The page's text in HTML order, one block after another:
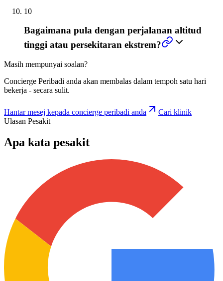
10
Bagaimana pula dengan perjalanan altitud
tinggi atau persekitaran ekstrem?
Masih mempunyai soalan?
Concierge Peribadi anda akan membalas dalam tempoh satu hari
bekerja - secara sulit.
Hantar mesej kepada concierge peribadi anda
Cari klinik
Ulasan Pesakit
Apa kata pesakit